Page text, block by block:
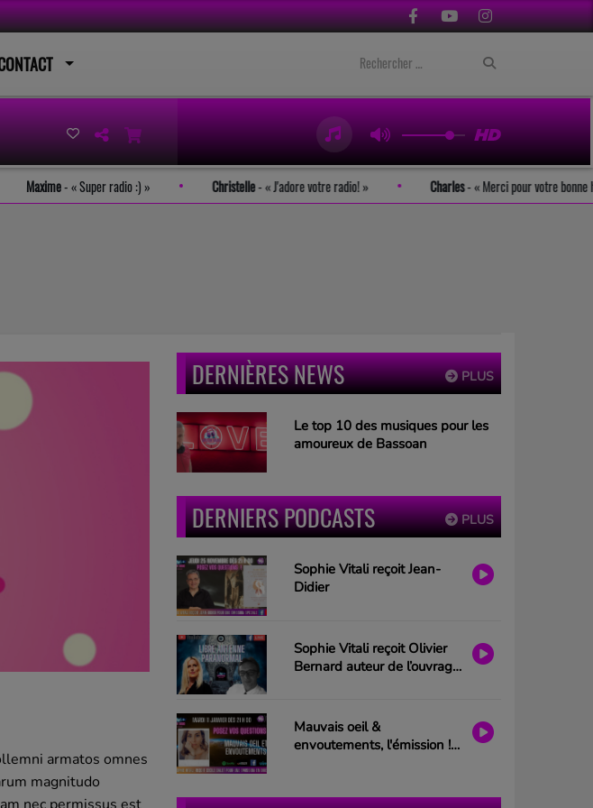
Maxime- Super radio :) Christelle- J'adore votre radio! Charles- Merci pour votre
armatos omnes
magnitudo
PLUS
DERNIÈRES NEWS
Le top 10 des musiques pour les
amoureux de Bassoan
PLUS
DERNIERS PODCASTS
Sophie Vitali reçoit Jean-
Didier
Sophie Vitali reçoit Olivier
Bernard auteur de l’ouvrage
Mauvais oeil &
envoutements, l'émission !